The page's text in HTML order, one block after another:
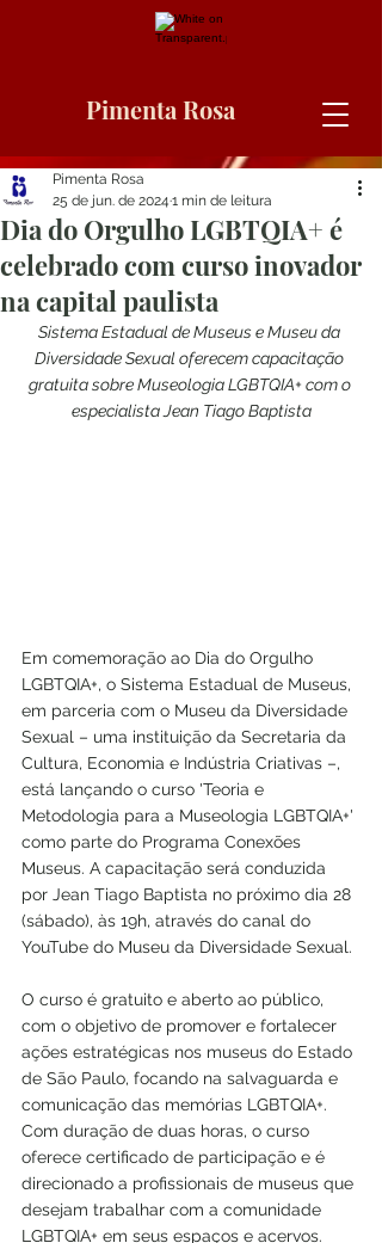
Pimenta Rosa
Dia do Orgulho LGBTQIA+ é
celebrado com curso inovador
na capital paulista
Pimenta Rosa
25 de jun. de 2024 1 min de leitura
Sistema Estadual de Museus e Museu da
Diversidade Sexual oferecem capacitação
gratuita sobre Museologia LGBTQIA+ com o
especialista Jean Tiago Baptista
Em comemoração ao Dia do Orgulho
LGBTQIA+, o Sistema Estadual de Museus,
em parceria com o Museu da Diversidade
Sexual – uma instituição da Secretaria da
Cultura, Economia e Indústria Criativas –,
está lançando o curso 'Teoria e
Metodologia para a Museologia LGBTQIA+'
como parte do Programa Conexões
Museus. A capacitação será conduzida
por Jean Tiago Baptista no próximo dia 28
(sábado), às 19h, através do canal do
YouTube do Museu da Diversidade Sexual.
O curso é gratuito e aberto ao público,
com o objetivo de promover e fortalecer
ações estratégicas nos museus do Estado
de São Paulo, focando na salvaguarda e
comunicação das memórias LGBTQIA+.
Com duração de duas horas, o curso
oferece certificado de participação e é
direcionado a profissionais de museus que
desejam trabalhar com a comunidade
LGBTQIA+ em seus espaços e acervos.